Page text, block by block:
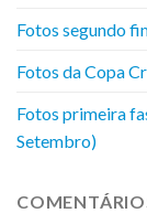
Fotos segundo
Fotos da Copa
Fotos primeira
Setembro)